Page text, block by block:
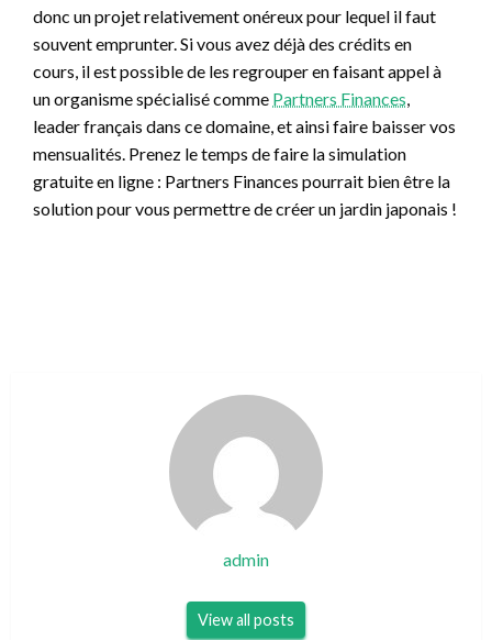
donc un projet relativement onéreux pour lequel il faut
souvent emprunter. Si vous avez déjà des crédits en
cours, il est possible de les regrouper en faisant appel à
un organisme spécialisé comme Partners Finances,
leader français dans ce domaine, et ainsi faire baisser vos
mensualités. Prenez le temps de faire la simulation
gratuite en ligne : Partners Finances pourrait bien être la
solution pour vous permettre de créer un jardin japonais !
admin
View all posts